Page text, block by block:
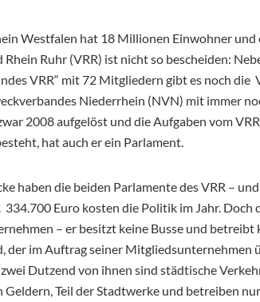
Westfalen hat 18 Millionen Einwohner und
Ruhr (VRR) ist nicht so bescheiden:
VRR“ mit 72 Mitgliedern gibt es noch die
Niederrhein (NVN) mit immer
2008 aufgelöst und die Aufgaben vom
hat auch er ein Parlament.
haben die beiden Parlamente des VRR –
Euro kosten die Politik im Jahr. Doch
– er besitzt keine Busse und betreibt
der im Auftrag seiner Mitgliedsunternehmen
Dutzend von ihnen sind städtische
Geldern, Teil der Stadtwerke und betreiben